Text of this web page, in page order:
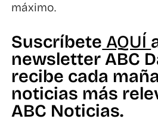
máximo.
Suscríbete AQUÍ
newsletter ABC
recibe cada
noticias más
ABC Noticias.